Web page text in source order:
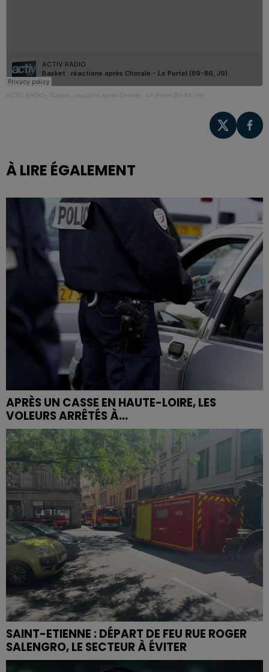
ACTIV RADIO Basket : réactions après Chorale - Le Portel (89-86, J9)
À LIRE ÉGALEMENT
APRÈS UN CASSE EN HAUTE-LOIRE, LES
VOLEURS ARRÊTÉS À...
SAINT-ETIENNE : DÉPART DE FEU RUE ROGER
SALENGRO, LE SECTEUR À ÉVITER